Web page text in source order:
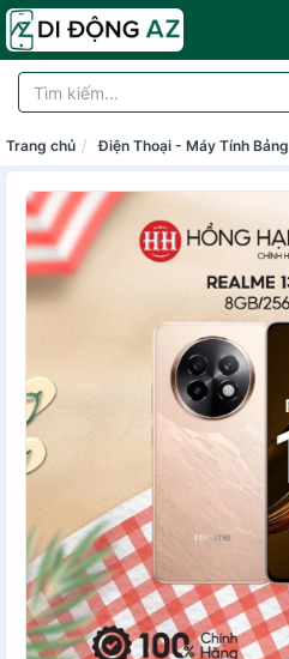
Trang chủ Điện Thoại - Máy Tính Bảng